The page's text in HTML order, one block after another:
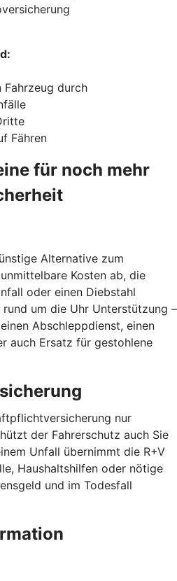
Fahrzeug durch
Fähren
für noch mehr
Alternative zum
Kosten ab, die
oder einen Diebstahl
um die Uhr Unterstützung –
Abschleppdienst, einen
auch Ersatz für gestohlene
nur
der Fahrerschutz auch Sie
Unfall übernimmt die R+V
Haushaltshilfen oder nötige
und im Todesfall